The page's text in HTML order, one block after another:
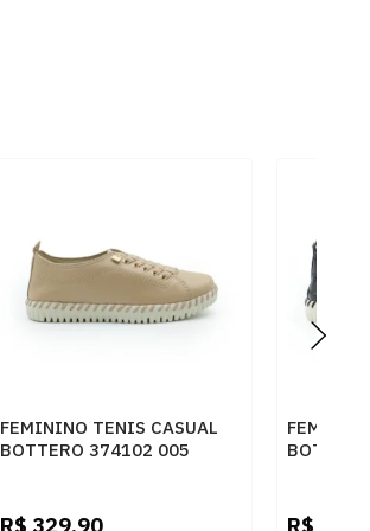
FEMININO TENIS CASUAL
BOTTERO 374102 005